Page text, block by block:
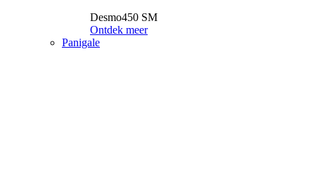
Desmo450 SM
Ontdek meer
Panigale